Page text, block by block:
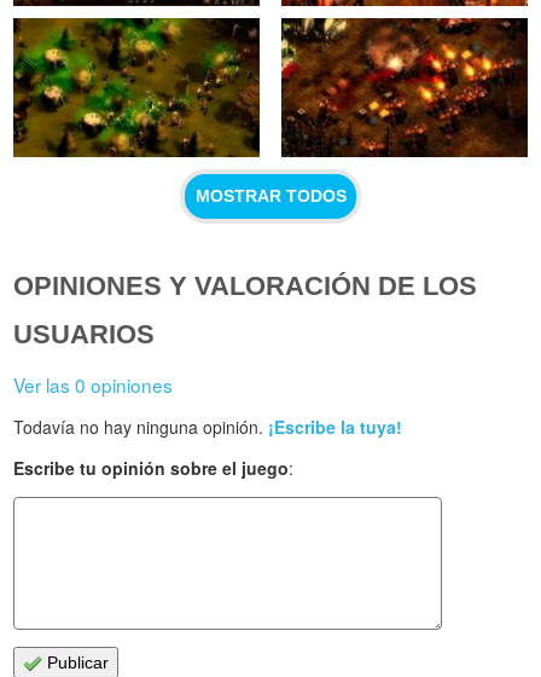
MOSTRAR TODOS
OPINIONES Y VALORACIÓN DE LOS
USUARIOS
Ver las 0 opiniones
Todavía no hay ninguna opinión. ¡Escribe la tuya!
Escribe tu opinión sobre el juego:
Publicar